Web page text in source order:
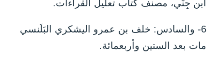
ابن جِنِّي، مصنف كتاب تعليل القراءات.
6- والسادس: خلف بن عمرو اليشكري البَلَنسي
مات بعد الستين وأربعمائة.